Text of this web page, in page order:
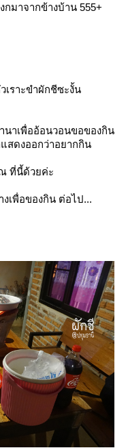
กมาจากข้างบ้าน 555+
ราะขำผักชีซะงั้น
นาเพื่ออ้อนวอนขอของกิน
สดงออกว่าอยากกิน
ที่นี้ด้วยค่ะ
เพื่อของกิน ต่อไป...